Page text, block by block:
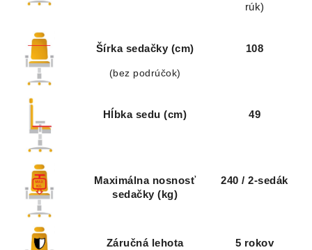
rúk)
Šírka sedačky (cm)
(bez podrúčok)
108
Hĺbka sedu (cm) 49
Maximálna nosnosť
sedačky (kg)
240 / 2-sedák
Záručná lehota 5 rokov